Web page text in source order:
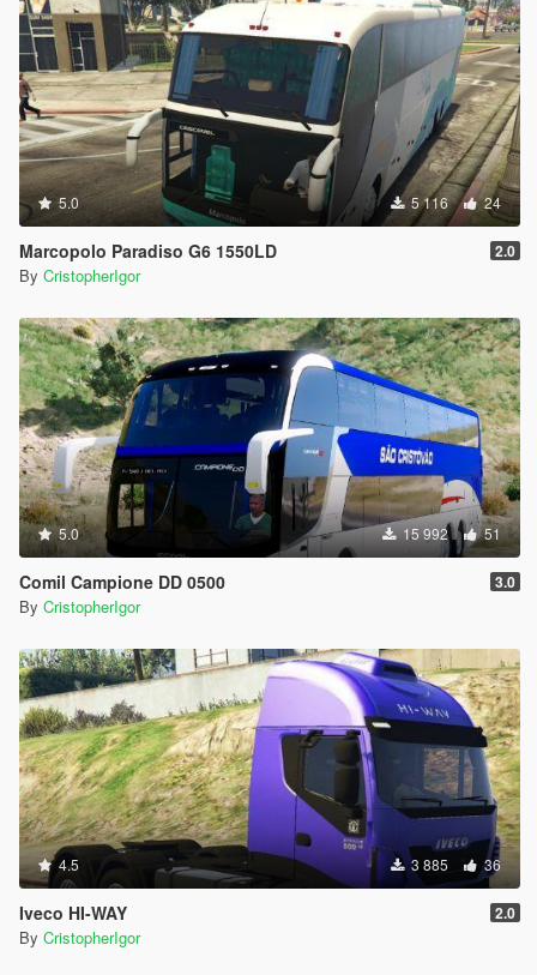
5.0 5 116 24
Marcopolo Paradiso G6 1550LD 2.0
By CristopherIgor
5.0 15 992 51
Comil Campione DD 0500 3.0
By CristopherIgor
4.5 3 885 36
Iveco HI-WAY 2.0
By CristopherIgor